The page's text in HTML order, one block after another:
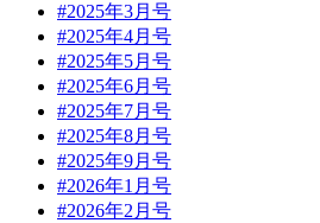
#2025年3月号
#2025年4月号
#2025年5月号
#2025年6月号
#2025年7月号
#2025年8月号
#2025年9月号
#2026年1月号
#2026年2月号